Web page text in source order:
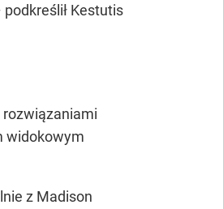
Kestutis
rozwiązaniami
widokowym
z Madison